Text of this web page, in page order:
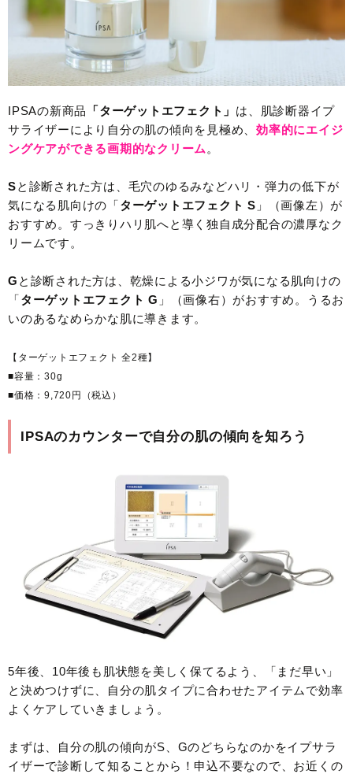
IPSAの新商品 「ターゲットエフェクト」 は、肌診断器イプ
サライザーにより自分の肌の傾向を見極め、 効率的にエイジ
ングケアができる画期的なクリーム 。
Sと診断された方は、毛穴のゆるみなどハリ・弾力の低下が
気になる肌向けの「ターゲットエフェクト S 」（画像左）が
おすすめ。すっきりハリ肌へと導く独自成分配合の濃厚なク
リームです。
G と診断された方は、乾燥による小ジワが気になる肌向けの
「ターゲットエフェクト G 」（画像右）がおすすめ。うるお
いのあるなめらかな肌に導きます。
【ターゲットエフェクト 全2種】
■容量：30g
■価格：9,720円（税込）
IPSAのカウンターで自分の肌の傾向を知ろう
5年後、10年後も肌状態を美しく保てるよう、「まだ早い」
と決めつけずに、自分の肌タイプに合わせたアイテムで効率
よくケアしていきましょう。
まずは、自分の肌の傾向がS、Gのどちらなのかをイプサラ
イザーで診断して知ることから！申込不要なので、お近くの